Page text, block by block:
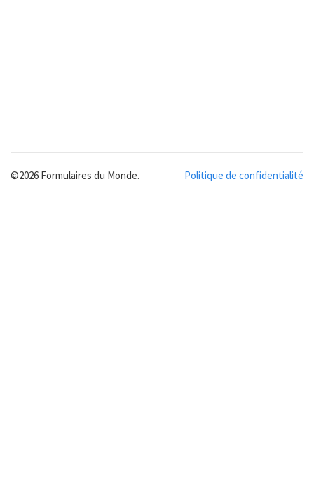
©2026 Formulaires du Monde. Politique de confidentialité